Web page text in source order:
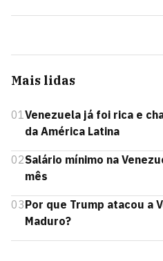
Mais lidas
01Venezuela já foi rica e
da América Latina
02Salário mínimo na
mês
03Por que Trump atacou a
Maduro?